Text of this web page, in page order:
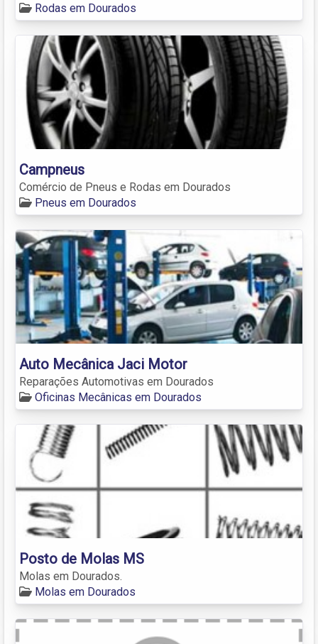
Rodas em Dourados
Campneus
Comércio de Pneus e Rodas em Dourados
Pneus em Dourados
Auto Mecânica Jaci Motor
Reparações Automotivas em Dourados
Oficinas Mecânicas em Dourados
Posto de Molas MS
Molas em Dourados.
Molas em Dourados